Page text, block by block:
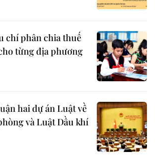
chí phân chia thuế
từng địa phương
hai dự án Luật về
và Luật Dầu khí